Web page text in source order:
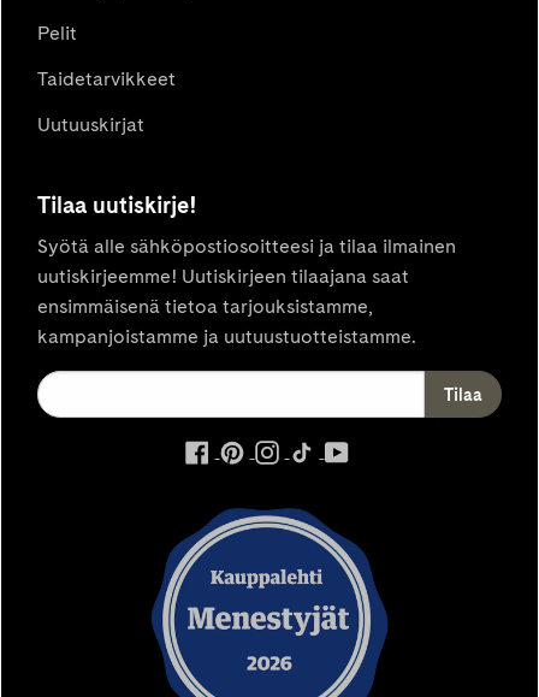
Pelit
Taidetarvikkeet
Uutuuskirjat
Tilaa uutiskirje!
Syötä alle sähköpostiosoitteesi ja tilaa ilmainen
uutiskirjeemme! Uutiskirjeen tilaajana saat
ensimmäisenä tietoa tarjouksistamme,
kampanjoistamme ja uutuustuotteistamme.
ulkoinen
avautuu
uuteen
välilehteen
ulkoinen
avautuu
uuteen
välilehteen
ulkoinen
avautuu
uuteen
välilehteen
ulkoinen
uuteen
välilehteen
välilehteen